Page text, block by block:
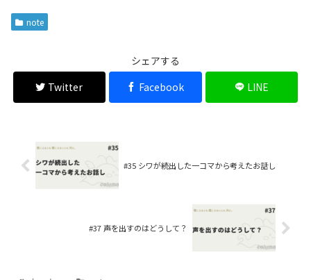
note
シェアする
Twitter
Facebook LINE
#35 シワが続出した一コマから考えたお話し
#37 声を出すのはどうして？